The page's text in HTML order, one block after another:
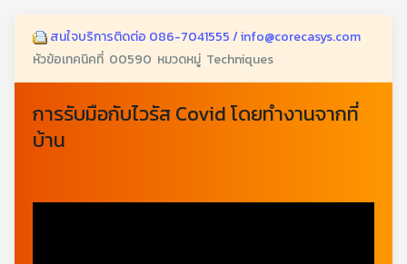
สนใจบริการติดต่อ 086-7041555 / info@corecasys.com
หัวข้อเทคนิคที่ 00590 หมวดหมู่ Techniques
การรับมือกับไวรัส Covid โดยทำงานจากที่
บ้าน